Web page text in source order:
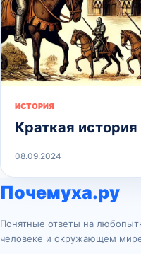
ИСТОРИЯ
Краткая
08.09.2024
Почемуха.ру
Понятные ответы на
человеке и окружающем